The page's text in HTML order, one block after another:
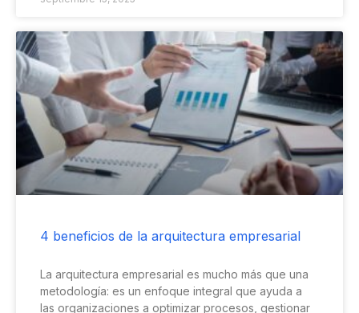
4 beneficios de la arquitectura empresarial
La arquitectura empresarial es mucho más que una
metodología: es un enfoque integral que ayuda a
las organizaciones a optimizar procesos, gestionar